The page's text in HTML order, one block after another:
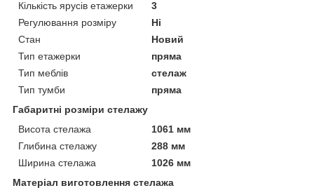
Кількість ярусів етажерки
3
Регулювання розміру
Ні
Стан
Новий
Тип етажерки
пряма
Тип меблів
стелаж
Тип тумби
пряма
Габаритні розміри стелажу
Висота стелажа
1061 мм
Глибина стелажу
288 мм
Ширина стелажа
1026 мм
Матеріал виготовлення стелажа